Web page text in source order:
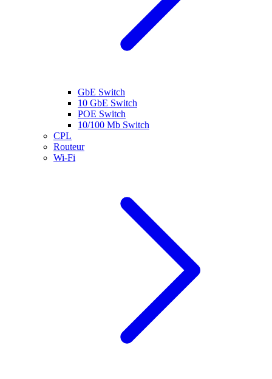
GbE Switch
10 GbE Switch
POE Switch
10/100 Mb Switch
CPL
Routeur
Wi-Fi